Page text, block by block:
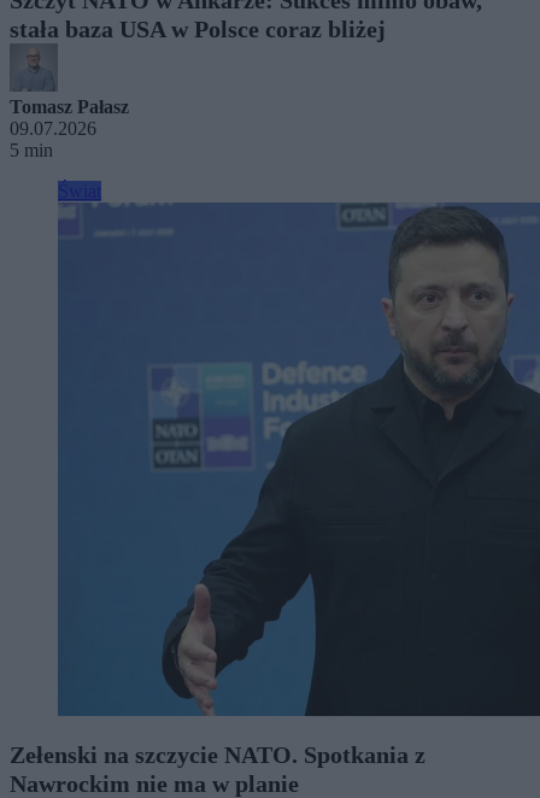
stała baza USA w Polsce coraz bliżej
Tomasz Pałasz
09.07.2026
5 min
Zełenski na szczycie NATO. Spotkania z
Nawrockim nie ma w planie